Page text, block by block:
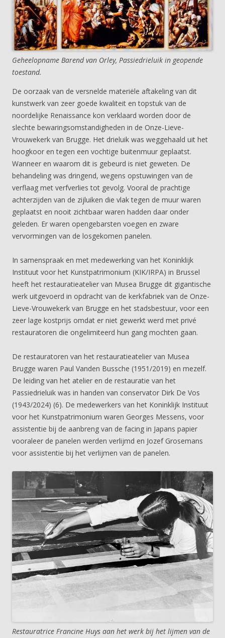
Geheelopname Barend van Orley, Passiedrieluik in geopende
toestand.
De oorzaak van de versnelde materiële aftakeling van dit
kunstwerk van zeer goede kwaliteit en topstuk van de
noordelijke Renaissance kon verklaard worden door de
slechte bewaringsomstandigheden in de Onze-Lieve-
Vrouwekerk van Brugge. Het drieluik was weggehaald uit het
hoogkoor en tegen een vochtige buitenmuur geplaatst.
Wanneer en waarom dit is gebeurd is niet geweten. De
behandeling was dringend, wegens opstuwingen van de
verflaag met verfverlies tot gevolg. Vooral de prachtige
achterzijden van de zijluiken die vlak tegen de muur waren
geplaatst en nooit zichtbaar waren hadden daar onder
geleden. Er waren opengebarsten voegen en zware
vervormingen van de losgekomen panelen.
In samenspraak en met medewerking van het Koninklijk
Instituut voor het Kunstpatrimonium (KIK/IRPA) in Brussel
heeft het restauratieatelier van Musea Brugge dit gigantische
werk uitgevoerd in opdracht van de kerkfabriek van de Onze-
Lieve-Vrouwekerk van Brugge en het stadsbestuur, voor een
zeer lage kostprijs omdat er niet gewerkt werd met privé
restauratoren die ongelimiteerd hun gang mochten gaan.
De restauratoren van het restauratieatelier van Musea
Brugge waren Paul Vanden Bussche (1951/2019) en mezelf.
De leiding van het atelier en de restauratie van het
Passiedrieluik was in handen van conservator Dirk De Vos
(1943/2024) (6). De medewerkers van het Koninklijk Instituut
voor het Kunstpatrimonium waren Georges Messens, voor
assistentie bij de aanbreng van de facing in Japans papier
vooraleer de panelen werden verlijmd en Jozef Grosemans
voor assistentie bij het verlijmen van de panelen.
Restauratrice Francine Huys aan het werk bij het lijmen van de